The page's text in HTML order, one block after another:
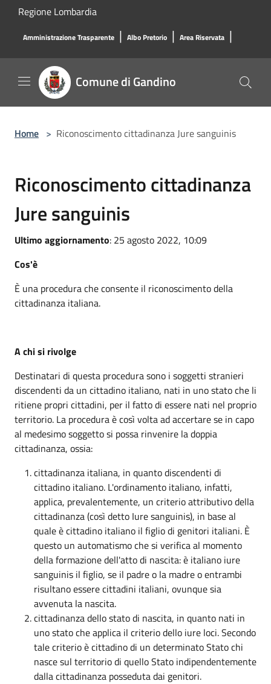
Salta al contenuto principale
Regione Lombardia
Amministrazione Trasparente | Albo Pretorio | Area Riservata |
Comune di Gandino
Home > Riconoscimento cittadinanza Jure sanguinis
Riconoscimento cittadinanza
Jure sanguinis
Ultimo aggiornamento: 25 agosto 2022, 10:09
Cos'è
È una procedura che consente il riconoscimento della
cittadinanza italiana.
A chi si rivolge
Destinatari di questa procedura sono i soggetti stranieri
discendenti da un cittadino italiano, nati in uno stato che li
ritiene propri cittadini, per il fatto di essere nati nel proprio
territorio. La procedura è così volta ad accertare se in capo
al medesimo soggetto si possa rinvenire la doppia
cittadinanza, ossia:
cittadinanza italiana, in quanto discendenti di
cittadino italiano. L'ordinamento italiano, infatti,
applica, prevalentemente, un criterio attributivo della
cittadinanza (così detto Iure sanguinis), in base al
quale è cittadino italiano il figlio di genitori italiani. È
questo un automatismo che si verifica al momento
della formazione dell'atto di nascita: è italiano iure
sanguinis il figlio, se il padre o la madre o entrambi
risultano essere cittadini italiani, ovunque sia
avvenuta la nascita.
cittadinanza dello stato di nascita, in quanto nati in
uno stato che applica il criterio dello iure loci. Secondo
tale criterio è cittadino di un determinato Stato chi
nasce sul territorio di quello Stato indipendentemente
dalla cittadinanza posseduta dai genitori.